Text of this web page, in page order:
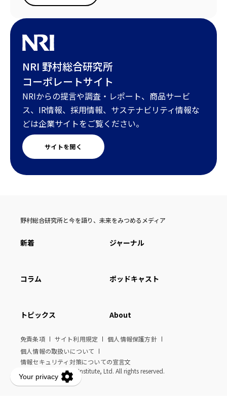
NRI 野村総合研究所
コーポレートサイト
NRIからの提言や調査・レポート、商品サービ
ス、IR情報、採用情報、サステナビリティ情報な
どは企業サイトをご覧ください。
サイトを開く
野村総合研究所と今を語り、未来をみつめるメディア
新着 ジャーナル
コラム ポッドキャスト
トピックス About
免責条項 サイト利用規定
個人情報保護方針
個人情報の取扱いについて
情報セキュリティ対策についての宣言文
© Nomura Research Institute, Ltd. All rights reserved.